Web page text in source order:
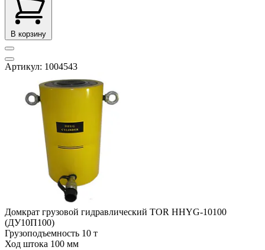
В корзину
Артикул: 1004543
Домкрат грузовой гидравлический TOR HHYG-10100
(ДУ10П100)
Грузоподъемность 10 т
Ход штока 100 мм